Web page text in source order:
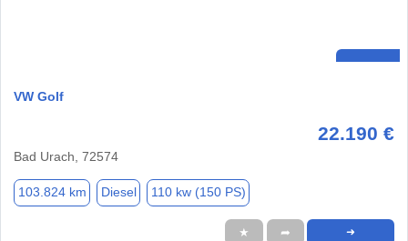
VW Golf
22.190 €
Bad Urach, 72574
103.824 km Diesel 110 kw (150 PS)
★ ➦ ➜